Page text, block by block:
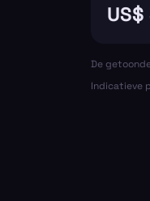
US$
De
Indicatieve